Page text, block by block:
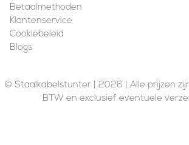
Betaalmethoden
Klantenservice
Cookiebeleid
Blogs
© Staalkabelstunter | 2026 | Alle prijzen
BTW en exclusief eventuele